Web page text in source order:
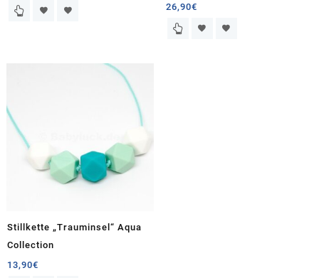
26,90€
Stillkette „Trauminsel“ Aqua
Collection
13,90€